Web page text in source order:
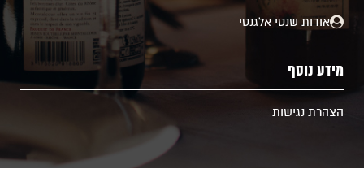
אודות שנטי אלגנטי
מידע נוסף
הצהרת נגישות